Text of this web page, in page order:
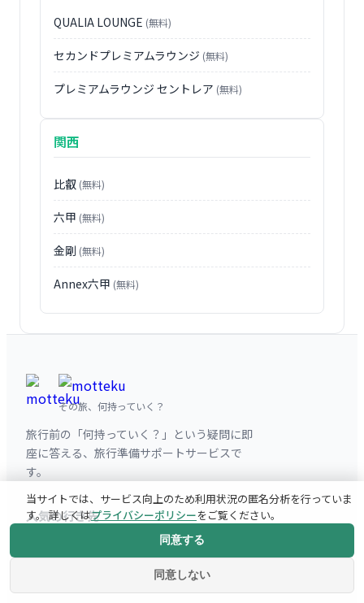
QUALIA LOUNGE (無料)
セカンドプレミアムラウンジ (無料)
プレミアムラウンジ セントレア (無料)
関西
比叡 (無料)
六甲 (無料)
金剛 (無料)
Annex六甲 (無料)
その旅、何持っていく？
旅行前の「何持っていく？」という疑問に即
座に答える、旅行準備サポートサービスで
す。
人気の行き先
当サイトでは、サービス向上のため利用状況の匿名分析を行っていま
す。 詳しくはプライバシーポリシーをご覧ください。
同意しない
同意する